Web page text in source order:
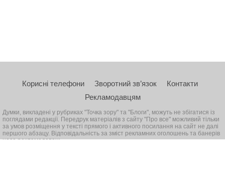
Корисні телефони Зворотний зв’язок
Контакти
Рекламодавцям
Думки, викладені у рубриках "Точка зору" та "Блоги", можуть не збігатися із
поглядами редакції. Передрук матеріалів з сайту "Про все" можливий тільки
за умов розміщення у тексті прямого і активного посилання на сайт не далі
першого абзацу. Відповідальність за зміст рекламних оголошень та банерів
несе рекламодавець